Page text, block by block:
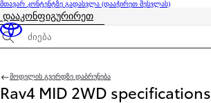
მთავარ კონტენტზე გადასვლა (დააჭირეთ შესვლას)
ფასი განახლებულია თქვენი კონფიგურაციის ფასია 94 400 ₾
დააკონფიგურირეთ
სპეციფიკაციების ძიება
მოდელის გვერდზე დაბრუნება
Rav4 MID 2WD specifications